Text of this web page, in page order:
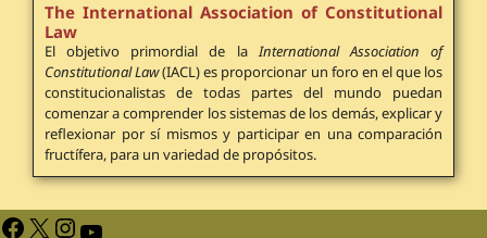
The International Association of Constitutional
Law
El objetivo primordial de laInternational Association of
Constitutional Law(IACL) es proporcionar un foro en el que los
constitucionalistas de todas partes del mundo puedan
comenzar a comprender los sistemas de los demás, explicar y
reflexionar por sí mismos y participar en una comparación
fructífera, para un variedad de propósitos.